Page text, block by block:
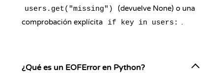
users.get("missing")
(devuelve None) o una
comprobación explícita
if key in users: .
¿Qué es un EOFError en Python?